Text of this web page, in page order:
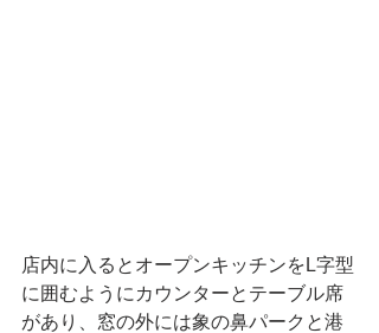
店内に入るとオープンキッチンをL字型
に囲むようにカウンターとテーブル席
があり、窓の外には象の鼻パークと港